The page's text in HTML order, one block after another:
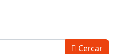
Cercar